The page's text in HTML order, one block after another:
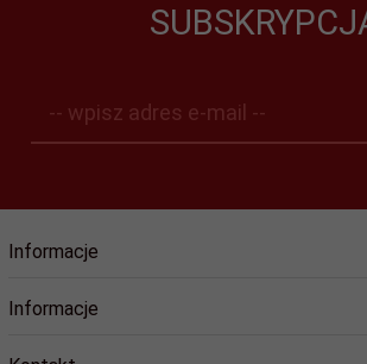
-- wpisz adres e-mail --
Informacje
Informacje